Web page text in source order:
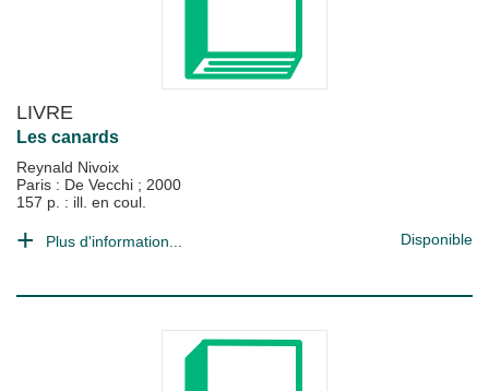
LIVRE
Les canards
Reynald Nivoix
Paris : De Vecchi ; 2000
157 p. : ill. en coul.
Plus d'information... Disponible